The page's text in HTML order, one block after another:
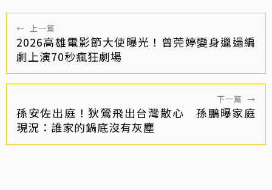
← 上一篇
2026高雄電影節大使曝光！曾莞婷變身邋遢編
劇上演70秒瘋狂劇場
下一篇 →
孫安佐出庭！狄鶯飛出台灣散心 孫鵬曝家庭
現況：誰家的鍋底沒有灰塵